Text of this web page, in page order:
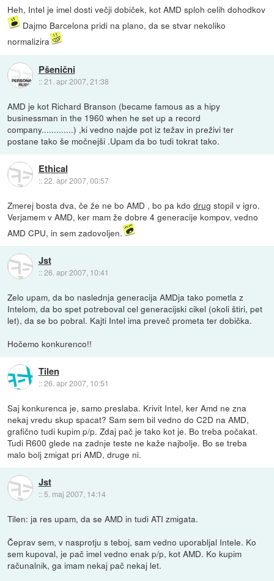
Heh, Intel je imel dosti večji dobiček, kot AMD sploh celih dohodkov
Dajmo Barcelona pridi na plano, da se stvar nekoliko
normalizira
Pšenični
::21. apr 2007, 21:38
AMD je kot Richard Branson (became famous as a hipy
businessman in the 1960 when he set up a record
company.............) ,ki vedno najde pot iz težav in preživi ter
postane tako še močnejši .Upam da bo tudi tokrat tako.
Ethical
::22. apr 2007, 00:57
Zmerej bosta dva, če že ne bo AMD , bo pa kdodrug stopil v igro.
Verjamem v AMD, ker mam že dobre 4 generacije kompov, vedno
AMD CPU, in sem zadovoljen.
Jst
::26. apr 2007, 10:41
Zelo upam, da bo naslednja generacija AMDja tako pometla z
Intelom, da bo spet potreboval cel generacijski cikel (okoli štiri, pet
let), da se bo pobral. Kajti Intel ima preveč prometa ter dobička.
Hočemo konkurenco!!
Tilen
::26. apr 2007, 10:51
Saj konkurenca je, samo preslaba. Krivit Intel, ker Amd ne zna
nekaj vredu skup spacat? Sam sem bil vedno do C2D na AMD,
grafično tudi kupim p/p. Zdaj pač je tako kot je. Bo treba počakat.
Tudi R600 glede na zadnje teste ne kaže najbolje. Bo se treba
malo bolj zmigat pri AMD, druge ni.
Jst
:: 5. maj 2007, 14:14
Tilen: ja res upam, da se AMD in tudi ATI zmigata.
Čeprav sem, v nasprotju s teboj, sam vedno uporabljal Intele. Ko
sem kupoval, je pač imel vedno enak p/p, kot AMD. Ko kupim
računalnik, ga imam nekaj pač nekaj let.